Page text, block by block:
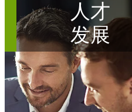
人才
发展